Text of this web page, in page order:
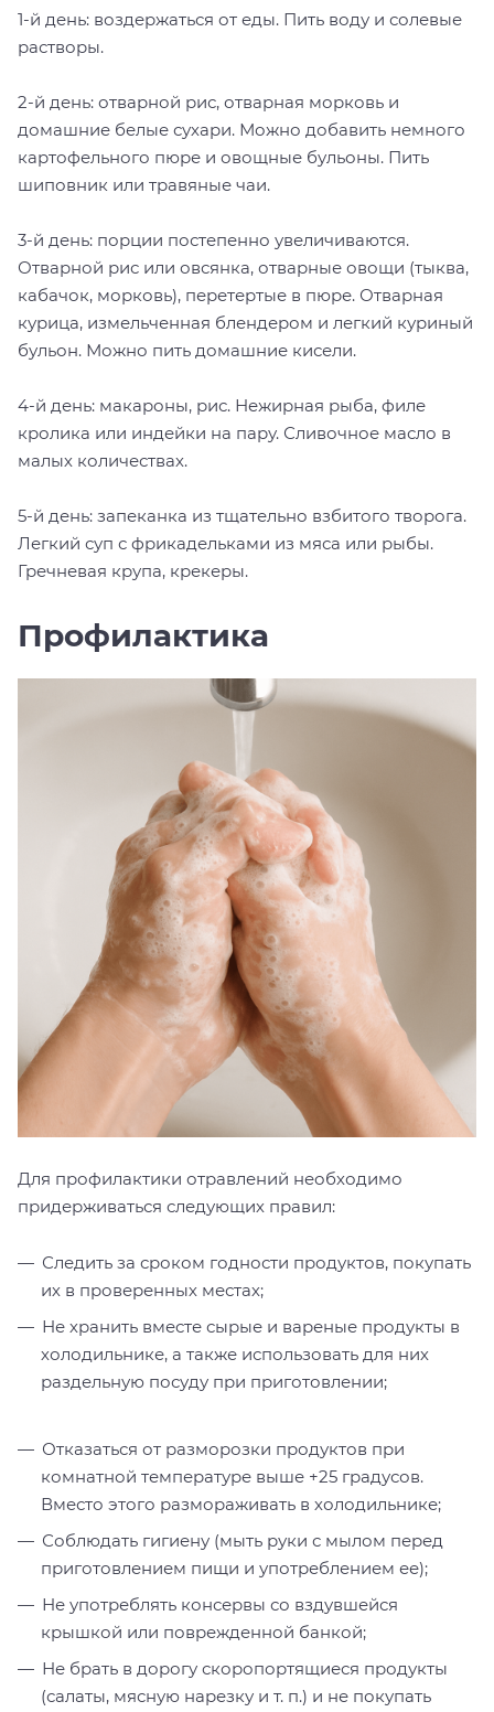
1-й день: воздержаться от еды. Пить воду и солевые
растворы.
2-й день: отварной рис, отварная морковь и
домашние белые сухари. Можно добавить немного
картофельного пюре и овощные бульоны. Пить
шиповник или травяные чаи.
3-й день: порции постепенно увеличиваются.
Отварной рис или овсянка, отварные овощи (тыква,
кабачок, морковь), перетертые в пюре. Отварная
курица, измельченная блендером и легкий куриный
бульон. Можно пить домашние кисели.
4-й день: макароны, рис. Нежирная рыба, филе
кролика или индейки на пару. Сливочное масло в
малых количествах.
5-й день: запеканка из тщательно взбитого творога.
Легкий суп с фрикадельками из мяса или рыбы.
Гречневая крупа, крекеры.
Профилактика
Для профилактики отравлений необходимо
придерживаться следующих правил:
Следить за сроком годности продуктов, покупать
их в проверенных местах;
Не хранить вместе сырые и вареные продукты в
холодильнике, а также использовать для них
раздельную посуду при приготовлении;
Отказаться от разморозки продуктов при
комнатной температуре выше +25 градусов.
Вместо этого размораживать в холодильнике;
Соблюдать гигиену (мыть руки с мылом перед
приготовлением пищи и употреблением ее);
Не употреблять консервы со вздувшейся
крышкой или поврежденной банкой;
Не брать в дорогу скоропортящиеся продукты
(салаты, мясную нарезку и т. п.) и не покупать